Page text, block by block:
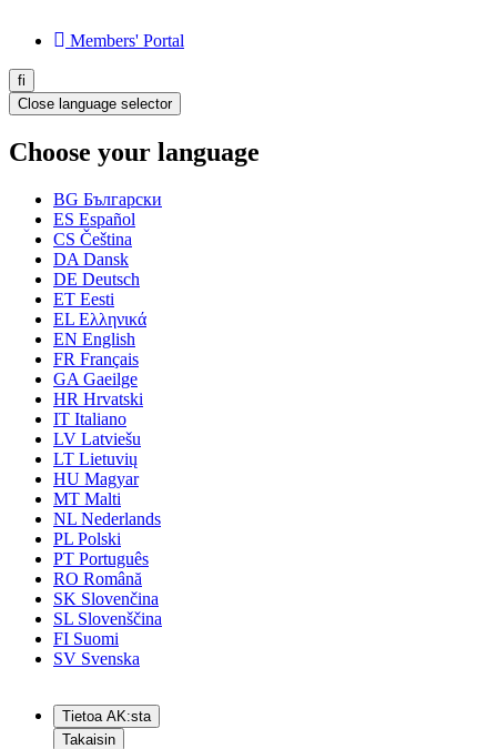
Members' Portal
fi
Close language selector
Choose your language
BG Български
ES Español
CS Čeština
DA Dansk
DE Deutsch
ET Eesti
EL Ελληνικά
EN English
FR Français
GA Gaeilge
HR Hrvatski
IT Italiano
LV Latviešu
LT Lietuvių
HU Magyar
MT Malti
NL Nederlands
PL Polski
PT Português
RO Română
SK Slovenčina
SL Slovenščina
FI Suomi
SV Svenska
Tietoa AK:sta
Takaisin